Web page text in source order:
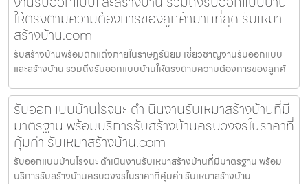
ให้ตรงตามความต้องการของลูกค้ามากที่สุด รับเหมา
สร้างบ้าน.com
รับสร้างบ้านพร้อมตกแต่งภายในราษฎร์นิยม เชี่ยวชาญงานรับออกแบบ
และสร้างบ้าน รวมถึงรับออกแบบบ้านให้ตรงตามความต้องการของลูกค้
รับออกแบบบ้านโรจนะ ดำเนินงานรับเหมาสร้างบ้านที่มี
มาตรฐาน พร้อมบริการรับสร้างบ้านครบวงจรในราคาที่
คุ้มค่า รับเหมาสร้างบ้าน.com
รับออกแบบบ้านโรจนะ ดำเนินงานรับเหมาสร้างบ้านที่มีมาตรฐาน พร้อม
บริการรับสร้างบ้านครบวงจรในราคาที่คุ้มค่า รับเหมาสร้างบ้าน